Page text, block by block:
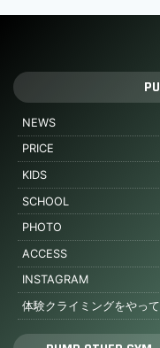
NEWS
PRICE
KIDS
SCHOOL
PHOTO
ACCESS
INSTAGRAM
体験クライミングをやって